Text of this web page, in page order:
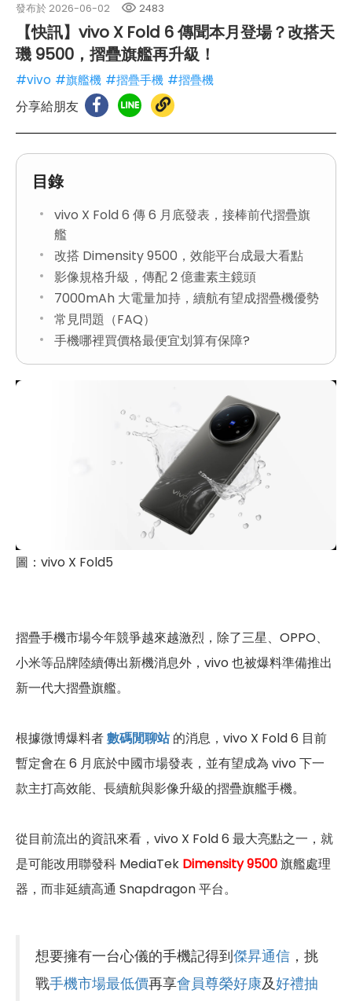
發布於 2026-06-02 2483
【快訊】vivo X Fold 6 傳聞本月登場？改搭天
璣 9500，摺疊旗艦再升級！
#vivo #旗艦機 #摺疊手機 #摺疊機
分享給朋友
目錄
vivo X Fold 6 傳 6 月底發表，接棒前代摺疊旗
艦
改搭 Dimensity 9500，效能平台成最大看點
影像規格升級，傳配 2 億畫素主鏡頭
7000mAh 大電量加持，續航有望成摺疊機優勢
常見問題（FAQ）
手機哪裡買價格最便宜划算有保障?
圖：vivo X Fold5
摺疊手機市場今年競爭越來越激烈，除了三星、OPPO、
小米等品牌陸續傳出新機消息外，vivo 也被爆料準備推出
新一代大摺疊旗艦。
根據微博爆料者數碼閒聊站的消息，vivo X Fold 6 目前
暫定會在 6 月底於中國市場發表，並有望成為 vivo 下一
款主打高效能、長續航與影像升級的摺疊旗艦手機。
從目前流出的資訊來看，vivo X Fold 6 最大亮點之一，就
是可能改用聯發科 MediaTek Dimensity 9500旗艦處理
器，而非延續高通 Snapdragon 平台。
想要擁有一台心儀的手機記得到傑昇通信 ，挑
戰手機市場最低價再享會員尊榮好康及好禮抽